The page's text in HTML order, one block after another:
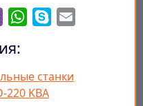
Viber WhatsApp
Skype
станки
220 KBA